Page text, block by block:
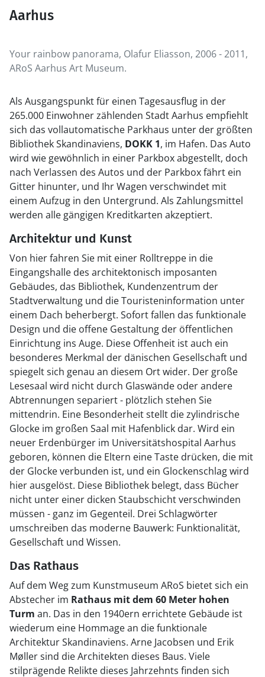
Your rainbow panorama, Olafur Eliasson, 2006 - 2011,
ARoS Aarhus Art Museum.
Aarhus
Als Ausgangspunkt für einen Tagesausflug in der
265.000 Einwohner zählenden Stadt Aarhus empfiehlt
sich das vollautomatische Parkhaus unter der größten
Bibliothek Skandinaviens, DOKK 1, im Hafen. Das Auto
wird wie gewöhnlich in einer Parkbox abgestellt, doch
nach Verlassen des Autos und der Parkbox fährt ein
Gitter hinunter, und Ihr Wagen verschwindet mit
einem Aufzug in den Untergrund. Als Zahlungsmittel
werden alle gängigen Kreditkarten akzeptiert.
Architektur und Kunst
Von hier fahren Sie mit einer Rolltreppe in die
Eingangshalle des architektonisch imposanten
Gebäudes, das Bibliothek, Kundenzentrum der
Stadtverwaltung und die Touristeninformation unter
einem Dach beherbergt. Sofort fallen das funktionale
Design und die offene Gestaltung der öffentlichen
Einrichtung ins Auge. Diese Offenheit ist auch ein
besonderes Merkmal der dänischen Gesellschaft und
spiegelt sich genau an diesem Ort wider. Der große
Lesesaal wird nicht durch Glaswände oder andere
Abtrennungen separiert - plötzlich stehen Sie
mittendrin. Eine Besonderheit stellt die zylindrische
Glocke im großen Saal mit Hafenblick dar. Wird ein
neuer Erdenbürger im Universitätshospital Aarhus
geboren, können die Eltern eine Taste drücken, die mit
der Glocke verbunden ist, und ein Glockenschlag wird
hier ausgelöst. Diese Bibliothek belegt, dass Bücher
nicht unter einer dicken Staubschicht verschwinden
müssen - ganz im Gegenteil. Drei Schlagwörter
umschreiben das moderne Bauwerk: Funktionalität,
Gesellschaft und Wissen.
Das Rathaus
Auf dem Weg zum Kunstmuseum ARoS bietet sich ein
Abstecher im Rathaus mit dem 60 Meter hohen
Turm an. Das in den 1940ern errichtete Gebäude ist
wiederum eine Hommage an die funktionale
Architektur Skandinaviens. Arne Jacobsen und Erik
Møller sind die Architekten dieses Baus. Viele
stilprägende Relikte dieses Jahrzehnts finden sich